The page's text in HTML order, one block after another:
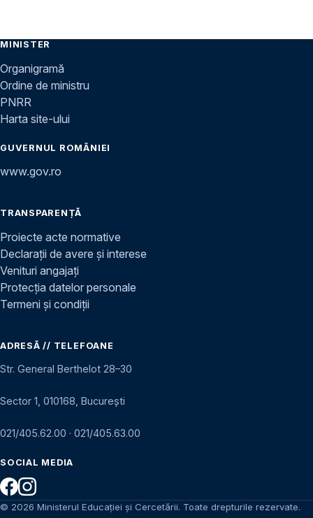
MINISTER
Organigramă
Ordine de ministru
PNRR
Harta site-ului
GUVERNUL ROMÂNIEI
www.gov.ro
TRANSPARENȚĂ
Proiecte acte normative
Declarații de avere și interese
Venituri angajați
Protecția datelor personale
Termeni și condiții
ADRESĂ // TELEFOANE
Str. General Berthelot 28–30
Sector 1, 010168, București
021/405.62.00 · 021/405.63.00
SOCIAL MEDIA
© 2026 Ministerul Educației și Cercetării. Toate drepturile rezervate.